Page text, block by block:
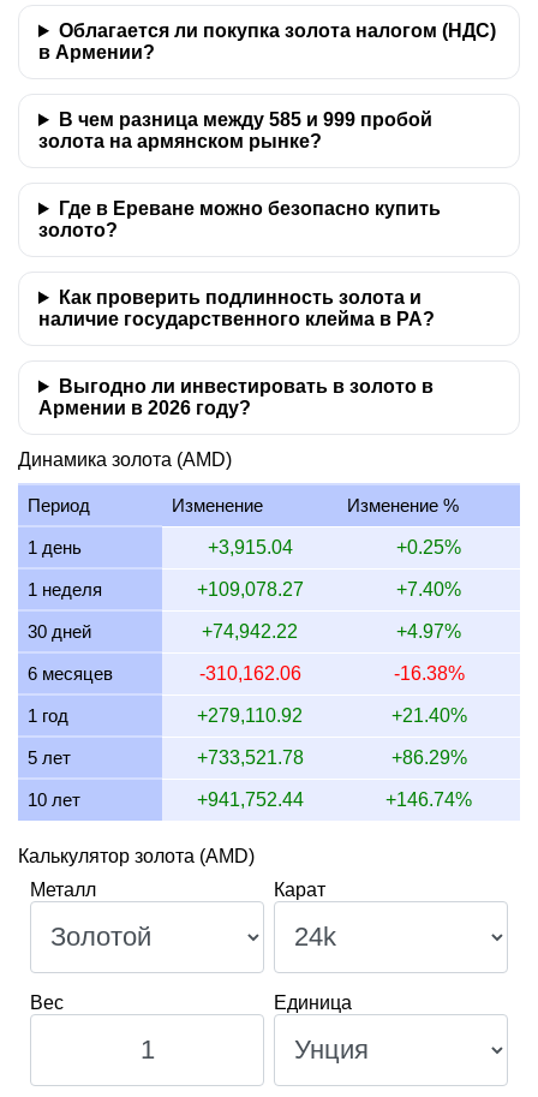
Облагается ли покупка золота налогом (НДС)
в Армении?
В чем разница между 585 и 999 пробой
золота на армянском рынке?
Где в Ереване можно безопасно купить
золото?
Как проверить подлинность золота и
наличие государственного клейма в РА?
Выгодно ли инвестировать в золото в
Армении в 2026 году?
Динамика золота (AMD)
Период Изменение Изменение %
1 день +3,915.04 +0.25%
1 неделя +109,078.27 +7.40%
30 дней +74,942.22 +4.97%
6 месяцев -310,162.06 -16.38%
1 год +279,110.92 +21.40%
5 лет +733,521.78 +86.29%
10 лет +941,752.44 +146.74%
Калькулятор золота (AMD)
Металл
Карат
Вес Единица